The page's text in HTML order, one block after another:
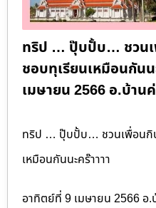
ทริป … ปุ๊บปั้บ… ชวน
ชอบทุเรียนเหมือนกัน
เมษายน 2566 อ.บ้าน
ทริป … ปุ๊บปั้บ… ชวนเพื่อนกิ
เหมือนกันนะคร๊าาาา
อาทิตย์ที่ 9 เมษายน 2566 อ.